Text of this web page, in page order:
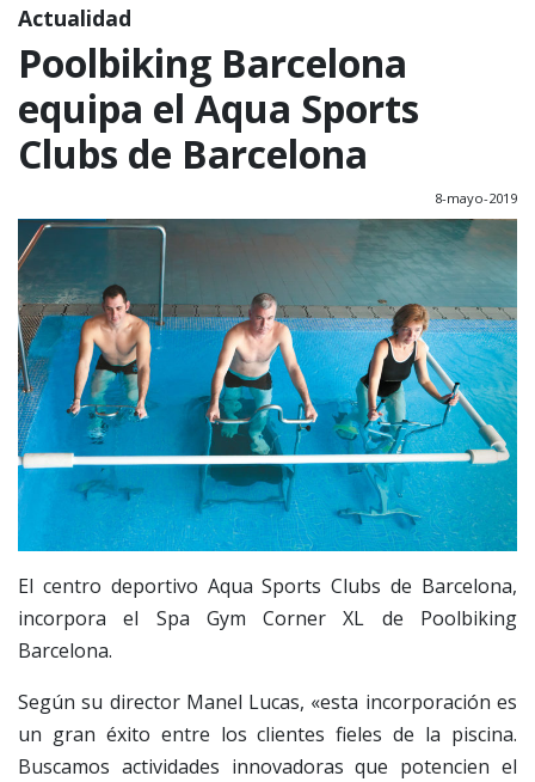
Actualidad
Poolbiking Barcelona
equipa el Aqua Sports
Clubs de Barcelona
8-mayo-2019
El centro deportivo Aqua Sports Clubs de Barcelona,
incorpora el Spa Gym Corner XL de Poolbiking
Barcelona.
Según su director Manel Lucas, «esta incorporación es
un gran éxito entre los clientes fieles de la piscina.
Buscamos actividades innovadoras que potencien el